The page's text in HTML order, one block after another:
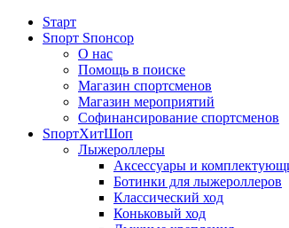
Sтарт
Sпорт Sпонсор
О нас
Помощь в поиске
Магазин спортсменов
Магазин мероприятий
Софинансирование спортсменов
SпортХитШоп
Лыжероллеры
Аксессуары и
Ботинки для лыжероллеров
Классический ход
Коньковый ход